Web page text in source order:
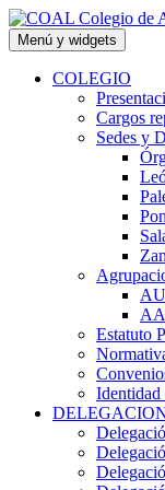
Saltar
al
contenido
Menú y widgets
COLEGIO
Cargos
Sedes y
Estatuto
Identidad